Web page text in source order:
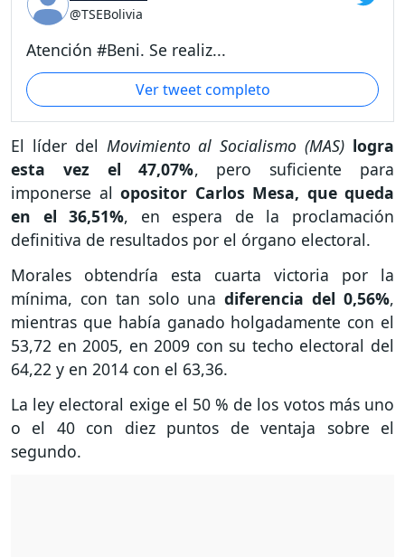
@TSEBolivia
Atención #Beni. Se realiz...
Ver tweet completo
El líder del Movimiento al Socialismo (MAS) logra
esta vez el 47,07%, pero suficiente para
imponerse al opositor Carlos Mesa, que queda
en el 36,51%, en espera de la proclamación
definitiva de resultados por el órgano electoral.
Morales obtendría esta cuarta victoria por la
mínima, con tan solo una diferencia del 0,56%,
mientras que había ganado holgadamente con el
53,72 en 2005, en 2009 con su techo electoral del
64,22 y en 2014 con el 63,36.
La ley electoral exige el 50 % de los votos más uno
o el 40 con diez puntos de ventaja sobre el
segundo.